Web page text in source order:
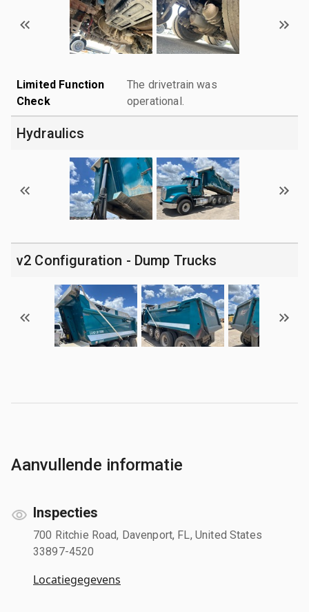
Limited Function
Check
The drivetrain was
operational.
Hydraulics
v2 Configuration - Dump Trucks
Aanvullende informatie
Inspecties
700 Ritchie Road, Davenport, FL, United States
33897-4520
Locatiegegevens